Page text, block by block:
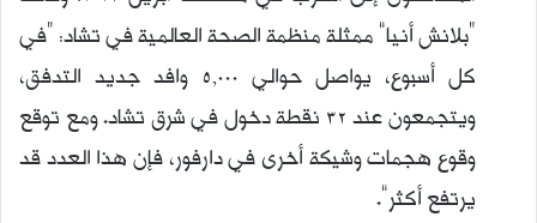
“بلانش أنيا” ممثلة منظمة الصحة العالمية في تشاد: “في
كل أسبوع، يواصل حوالي 5,000 وافد جديد التدفق،
ويتجمعون عند 32 نقطة دخول في شرق تشاد. ومع توقع
وقوع هجمات وشيكة أخرى في دارفور، فإن هذا العدد قد
يرتفع أكثر”.